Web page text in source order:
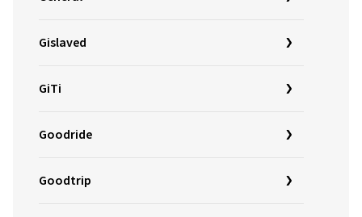
Gislaved
GiTi
Goodride
Goodtrip